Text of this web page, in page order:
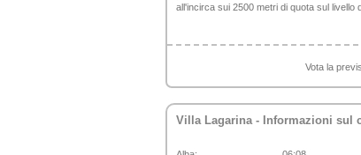
all'incirca sui 2500 metri di quota sul
Vota la
Villa Lagarina- Informazioni sul